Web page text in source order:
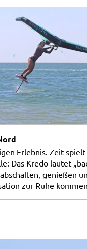
Erlebnis. Zeit
Das Kredo lautet
abschalten, genießen
zur Ruhe kommen.